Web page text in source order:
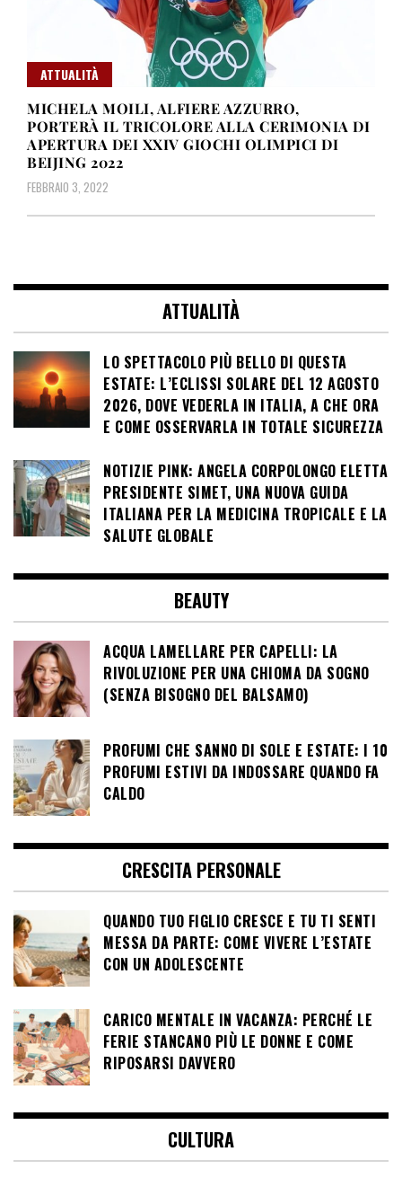
ATTUALITÀ
MICHELA MOILI, ALFIERE AZZURRO,
PORTERÀ IL TRICOLORE ALLA CERIMONIA DI
APERTURA DEI XXIV GIOCHI OLIMPICI DI
BEIJING 2022
FEBBRAIO 3, 2022
ATTUALITÀ
LO SPETTACOLO PIÙ BELLO DI QUESTA
ESTATE: L’ECLISSI SOLARE DEL 12 AGOSTO
2026, DOVE VEDERLA IN ITALIA, A CHE ORA
E COME OSSERVARLA IN TOTALE SICUREZZA
NOTIZIE PINK: ANGELA CORPOLONGO ELETTA
PRESIDENTE SIMET, UNA NUOVA GUIDA
ITALIANA PER LA MEDICINA TROPICALE E LA
SALUTE GLOBALE
BEAUTY
ACQUA LAMELLARE PER CAPELLI: LA
RIVOLUZIONE PER UNA CHIOMA DA SOGNO
(SENZA BISOGNO DEL BALSAMO)
PROFUMI CHE SANNO DI SOLE E ESTATE: I 10
PROFUMI ESTIVI DA INDOSSARE QUANDO FA
CALDO
CRESCITA PERSONALE
QUANDO TUO FIGLIO CRESCE E TU TI SENTI
MESSA DA PARTE: COME VIVERE L’ESTATE
CON UN ADOLESCENTE
CARICO MENTALE IN VACANZA: PERCHÉ LE
FERIE STANCANO PIÙ LE DONNE E COME
RIPOSARSI DAVVERO
CULTURA